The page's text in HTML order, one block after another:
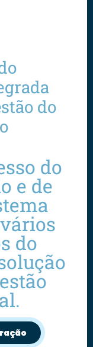
do
do
e de
do